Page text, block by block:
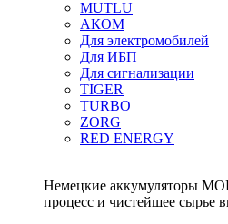
MUTLU
АКОМ
Для электромобилей
Для ИБП
Для сигнализации
TIGER
TURBO
ZORG
RED ENERGY
Немецкие аккумуляторы
процесс и чистейшее сырье